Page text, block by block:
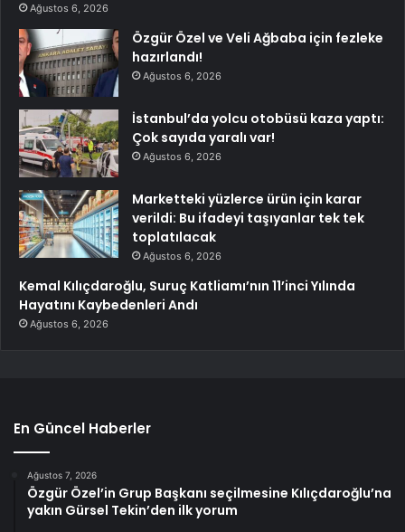
Ağustos 6, 2026
Özgür Özel ve Veli Ağbaba için fezleke
hazırlandı!
Ağustos 6, 2026
İstanbul’da yolcu otobüsü kaza yaptı:
Çok sayıda yaralı var!
Ağustos 6, 2026
Marketteki yüzlerce ürün için karar
verildi: Bu ifadeyi taşıyanlar tek tek
toplatılacak
Ağustos 6, 2026
Kemal Kılıçdaroğlu, Suruç Katliamı’nın 11’inci Yılında
Hayatını Kaybedenleri Andı
Ağustos 6, 2026
En Güncel Haberler
Ağustos 7, 2026
Özgür Özel’in Grup Başkanı seçilmesine Kılıçdaroğlu’na
yakın Gürsel Tekin’den ilk yorum